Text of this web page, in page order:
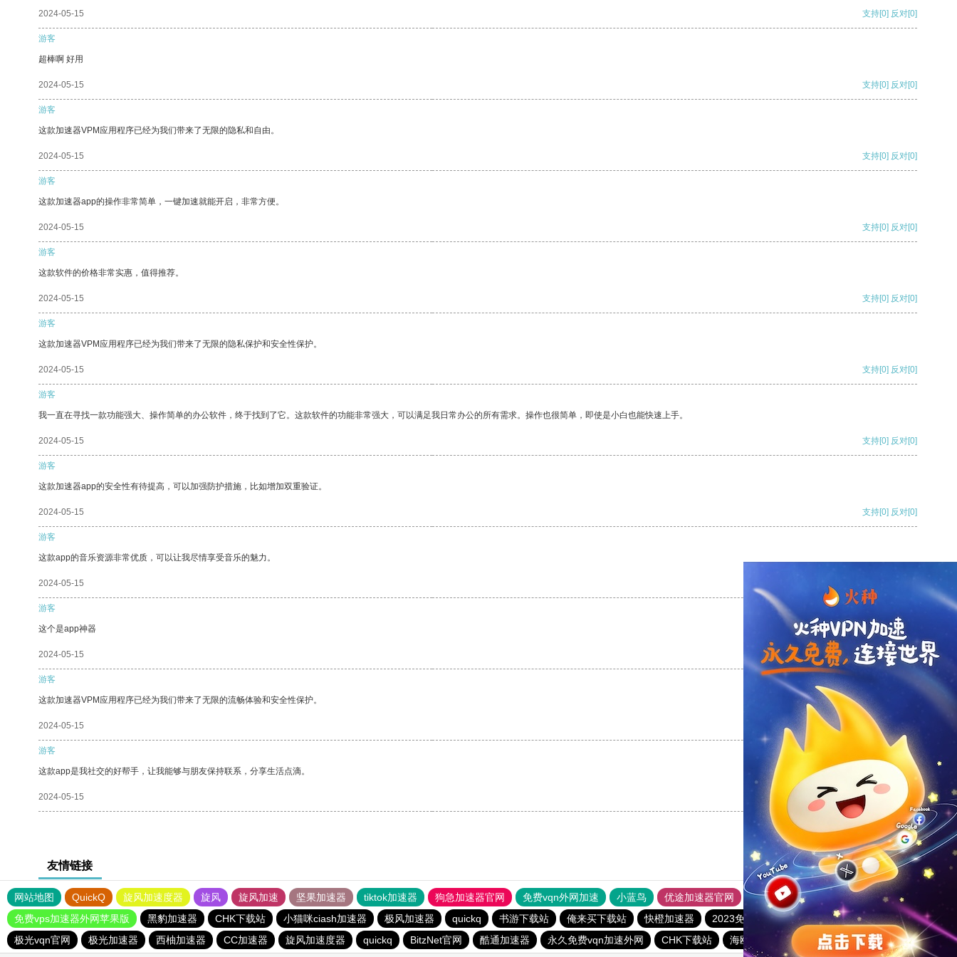
2024-05-15 支持[0] 反对[0]
游客
超棒啊 好用
2024-05-15 支持[0] 反对[0]
游客
这款加速器VPM应用程序已经为我们带来了无限的隐私和自由。
2024-05-15 支持[0] 反对[0]
游客
这款加速器app的操作非常简单，一键加速就能开启，非常方便。
2024-05-15 支持[0] 反对[0]
游客
这款软件的价格非常实惠，值得推荐。
2024-05-15 支持[0] 反对[0]
游客
这款加速器VPM应用程序已经为我们带来了无限的隐私保护和安全性保护。
2024-05-15 支持[0] 反对[0]
游客
我一直在寻找一款功能强大、操作简单的办公软件，终于找到了它。这款软件的功能非常强大，可以满足我日常办公的所有需求。操作也很简单，即使是小白也能快速上手。
2024-05-15 支持[0] 反对[0]
游客
这款加速器app的安全性有待提高，可以加强防护措施，比如增加双重验证。
2024-05-15 支持[0] 反对[0]
游客
这款app的音乐资源非常优质，可以让我尽情享受音乐的魅力。
2024-05-15
游客
这个是app神器
2024-05-15 支持 [0] 反对[0]
游客
这款加速器VPM应用程序已经为我们带来了无限的流畅体验和安全性保护。
2024-05-15 支持[0] 反对
游客
这款app是我社交的好帮手，让我能够与朋友保持联系，分享生活点滴。
2024-05-15 支持[0] 反对[0]
友情链接
网站地图 QuickQ 旋风加速度器 旋风 旋风加速 坚果加速器 tiktok加速器 狗急加速器官网 免费vqn外网加速 小蓝鸟 优途加速器官网 风驰加速器 旋风加速器
八戒看书
免费vps加速器外网苹果版
黑豹加速器 CHK下载站 小猫咪ciash加速器 极风加速器 quickq 书游下载站 俺来买下载站 快橙加速器 2023免费加速神器
tyl加速器官网
极光vqn官网
极光加速器 西柚加速器 CC加速器 旋风加速度器 quickq BitzNet官网 酷通加速器 永久免费vqn加速外网 CHK下载站 海鸥下载站 1元机场